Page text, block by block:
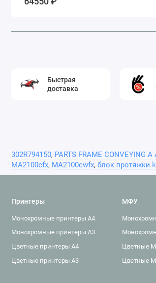
Быстрая
доставка
302R794150, PARTS FRAME CONVEYING A
MA2100cfx, MA2100cwfx, блок протяжки
Принтеры
Монохромные принтеры A4
Монохромные принтеры A3
Цветные принтеры A4
Цветные принтеры A3
МФУ
Цветные
Цветные